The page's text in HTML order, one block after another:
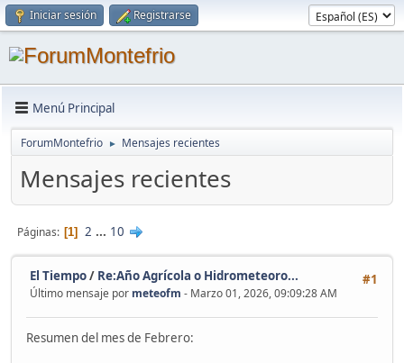
Iniciar sesión Registrarse
Menú Principal
ForumMontefrio ► Mensajes recientes
Mensajes recientes
Páginas 1 2 ... 10
#1
El Tiempo/ Re:Año Agrícola o Hidrometeoro...
Último mensaje por meteofm - Marzo 01, 2026, 09:09:28 AM
Resumen del mes de Febrero: